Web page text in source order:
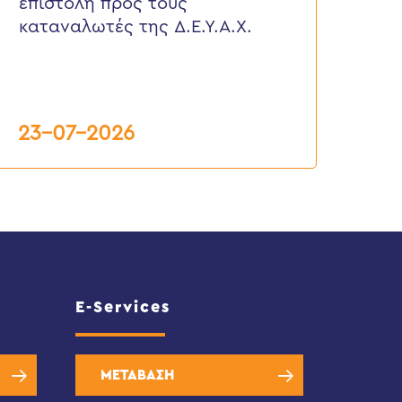
επιστολή προς τους
καταναλωτές της Δ.Ε.Υ.Α.Χ.
23-07-2026
E-Services
ΜΕΤΑΒΑΣΗ